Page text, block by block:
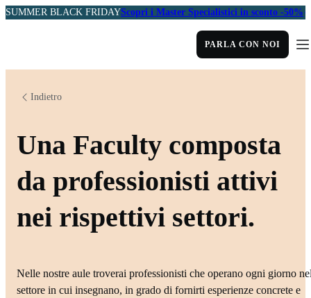
SUMMER BLACK FRIDAYScopri i Master Specialistici in sconto -50%
PARLA CON NOI
Indietro
Una Faculty composta
da professionisti attivi
nei rispettivi settori.
Nelle nostre aule troverai professionisti che operano ogni giorno
settore in cui insegnano, in grado di fornirti esperienze concrete e